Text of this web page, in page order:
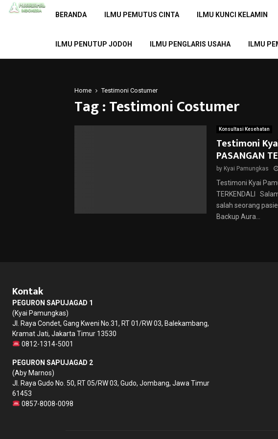
BERANDA ILMU PEMUTUS CINTA ILMU KUNCI KELAMIN
ILMU PENUTUP JODOH ILMU PENGLARIS USAHA ILMU
Home Testimoni Costumer
Tag : Testimoni Costumer
Konsultasi Kesehatan
Testimoni
PASANGAN
by Kyai Pamungkas
Testimoni Kyai
TERKENDALI
salah seorang
Backup Aura...
Kontak
PEGURON SAPUJAGAD 1
(Kyai Pamungkas)
Jl. Raya Condet, Gang Kweni No.31, RT 01/RW 03, Balekambang,
Kramat Jati, Jakarta Timur 13530
0812-1314-5001
PEGURON SAPUJAGAD 2
(Aby Marnos)
Jl. Raya Gudo No. 50, RT 05/RW 03, Gudo, Jombang, Jawa Timur
61453
0857-8008-0098